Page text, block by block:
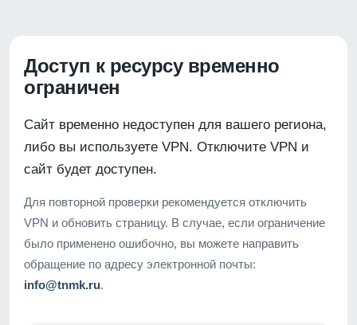
Доступ к ресурсу временно
ограничен
Сайт временно недоступен для вашего региона,
либо вы используете VPN. Отключите VPN и
сайт будет доступен.
Для повторной проверки рекомендуется отключить
VPN и обновить страницу. В случае, если ограничение
было применено ошибочно, вы можете направить
обращение по адресу электронной почты:
info@tnmk.ru.